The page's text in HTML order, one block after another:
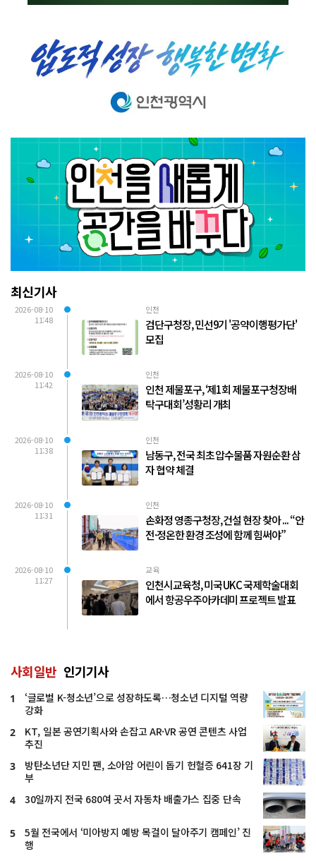
최신기사
2026-08-10
11:48
인천
검단구청장, 민선9기 '공약이행평가단'
모집
2026-08-10
11:42
인천
인천 제물포구, ‘제1회 제물포구청장배
탁구대회’성황리 개최
2026-08-10
11:38
인천
남동구, 전국 최초 압수물품 자원순환 삼
자 협약 체결
2026-08-10
11:31
인천
손화정 영종구청장, 건설 현장 찾아 ... “안
전·정온한 환경 조성에 함께 힘써야”
2026-08-10
11:27
교육
인천시교육청, 미국 UKC 국제학술대회
에서 항공우주아카데미 프로젝트 발표
사회일반 인기기사
1
‘글로벌 K-청소년’으로 성장하도록…청소년 디지털 역량
강화
2
KT, 일본 공연기획사와 손잡고 AR·VR 공연 콘텐츠 사업
추진
3
방탄소년단 지민 팬, 소아암 어린이 돕기 헌혈증 641장 기
부
4 30일까지 전국 680여 곳서 자동차 배출가스 집중 단속
5
5월 전국에서 ‘미아방지 예방 목걸이 달아주기 캠페인’ 진
행